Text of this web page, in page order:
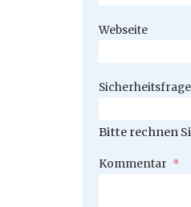
Webseite
Pflichtfeld
Sicherheitsfrage
Bitte rechnen
Pflichtfeld
Kommentar *